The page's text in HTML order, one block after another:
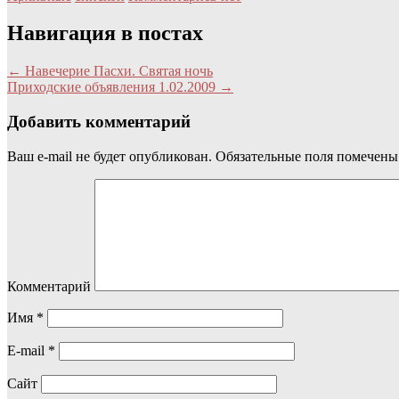
Навигация в постах
← Навечерие Пасхи. Святая ночь
Приходские объявления 1.02.2009 →
Добавить комментарий
Ваш e-mail не будет опубликован. Обязательные поля
Комментарий
Имя *
E-mail *
Сайт